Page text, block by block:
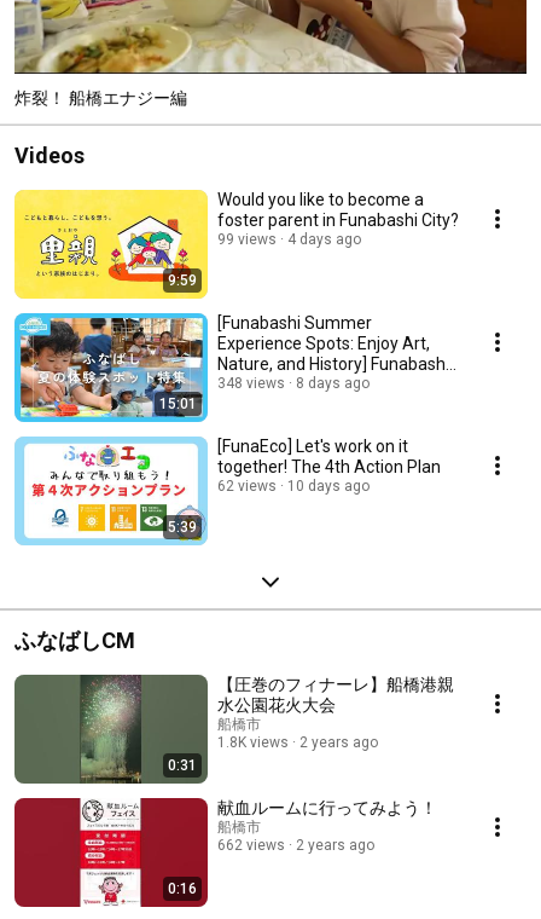
炸裂！ 船橋エナジー編
Videos
9:59
Would you like to become a
foster parent in Funabashi City?
99 views 4 days ago
15:01
[Funabashi Summer
Experience Spots: Enjoy Art,
Nature, and History] Funabashi
CITY NEWS Broadcast...
348 views 8 days ago
5:39
[FunaEco] Let's work on it
together! The 4th Action Plan
62 views 10 days ago
ふなばしCM
0:31
【圧巻のフィナーレ】船橋港親
水公園花火大会
船橋市
1.8K views
2 years ago
0:16
献血ルームに行ってみよう！
船橋市
662 views
2 years ago